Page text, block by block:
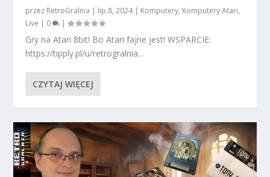
przez RetroGralnia | lip 8, 2024| Komputery, Komputery Atari,
Live | 0 |
Gry na Atari 8bit! Bo Atari fajne jest! WSPARCIE:
https://tipply.pl/u/retrogralnia...
CZYTAJ WIĘCEJ